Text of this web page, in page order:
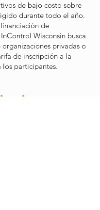
de bajo costo sobre
durante todo el año.
de
Wisconsin busca
privadas o
de inscripción a la
los participantes.